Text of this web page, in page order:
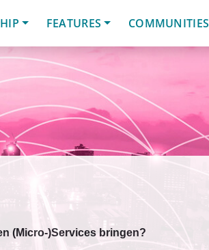
FEATURES COMMUNITIES
(Micro-)Services bringen?